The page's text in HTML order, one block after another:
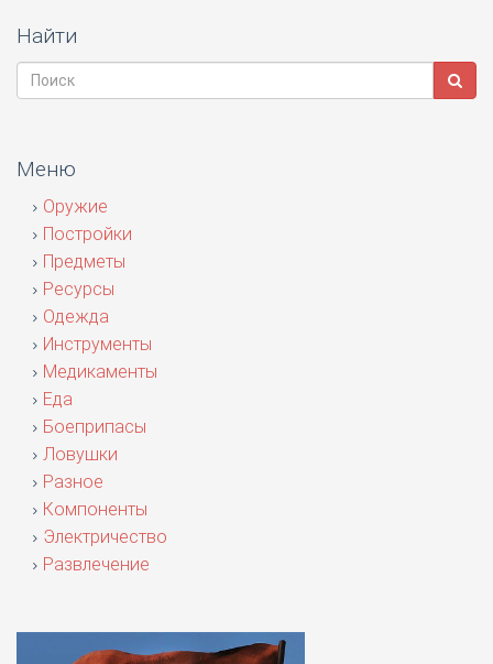
Найти
Меню
Оружие
Постройки
Предметы
Ресурсы
Одежда
Инструменты
Медикаменты
Еда
Боеприпасы
Ловушки
Разное
Компоненты
Электричество
Развлечение